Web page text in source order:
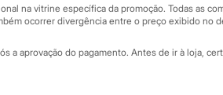
na vitrine específica da promoção. Todas as
ocorrer divergência entre o preço exibido no
a aprovação do pagamento. Antes de ir à loja,